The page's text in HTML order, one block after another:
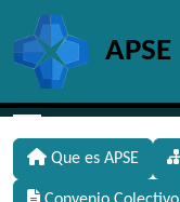
Navigation
Que es APSE
Site identity,
APSE